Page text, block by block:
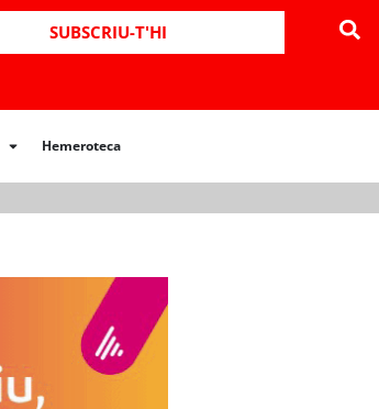
SUBSCRIU-T'HI
Hemeroteca
Hemeroteca